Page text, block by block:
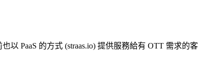
以 PaaS 的方式 (straas.io) 提供服務給有 OTT 需求的客